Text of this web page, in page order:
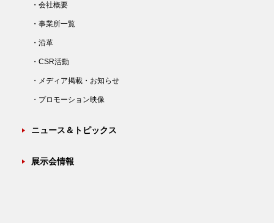
・会社概要
・事業所一覧
・沿革
・CSR活動
・メディア掲載・お知らせ
・プロモーション映像
ニュース＆トピックス
展示会情報